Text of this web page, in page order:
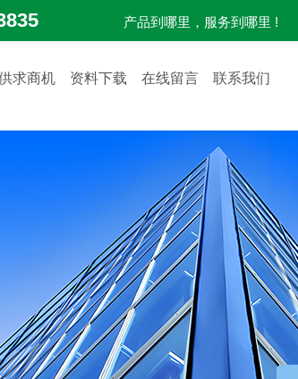
产品到哪里，服务到哪里 !
求商机 资料下载 在线留言 联系我们